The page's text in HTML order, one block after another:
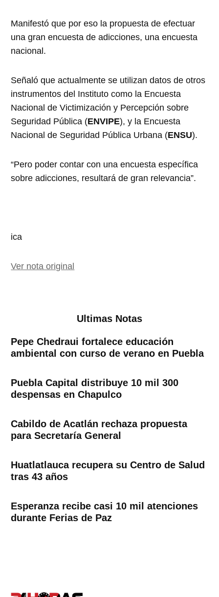
Manifestó que por eso la propuesta de efectuar
una gran encuesta de adicciones, una encuesta
nacional.
Señaló que actualmente se utilizan datos de otros
instrumentos del Instituto como la Encuesta
Nacional de Victimización y Percepción sobre
Seguridad Pública (ENVIPE), y la Encuesta
Nacional de Seguridad Pública Urbana (ENSU).
“Pero poder contar con una encuesta específica
sobre adicciones, resultará de gran relevancia”.
ica
Ver nota original
Ultimas Notas
Pepe Chedraui fortalece educación
ambiental con curso de verano en Puebla
Puebla Capital distribuye 10 mil 300
despensas en Chapulco
Cabildo de Acatlán rechaza propuesta
para Secretaría General
Huatlatlauca recupera su Centro de Salud
tras 43 años
Esperanza recibe casi 10 mil atenciones
durante Ferias de Paz